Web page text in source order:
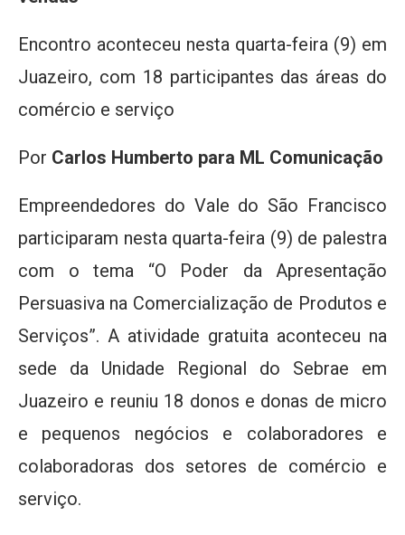
Encontro aconteceu nesta quarta-feira (9) em
Juazeiro, com 18 participantes das áreas do
comércio e serviço
Por Carlos Humberto para ML Comunicação
Empreendedores do Vale do São Francisco
participaram nesta quarta-feira (9) de palestra
com o tema “O Poder da Apresentação
Persuasiva na Comercialização de Produtos e
Serviços”. A atividade gratuita aconteceu na
sede da Unidade Regional do Sebrae em
Juazeiro e reuniu 18 donos e donas de micro
e pequenos negócios e colaboradores e
colaboradoras dos setores de comércio e
serviço.